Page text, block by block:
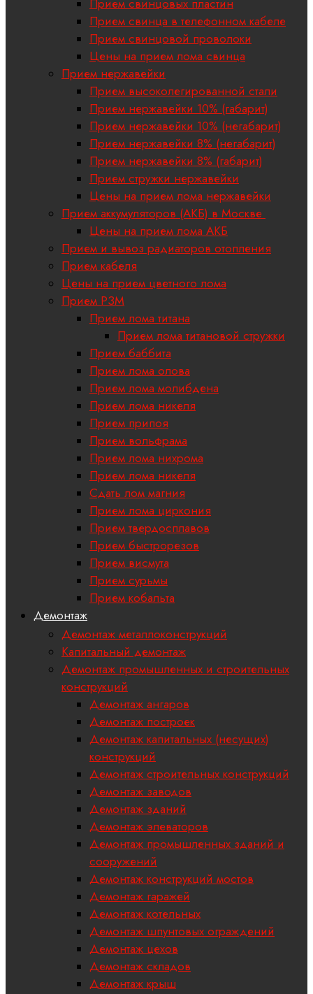
Прием свинцовых пластин
Прием свинца в телефонном кабеле
Прием свинцовой проволоки
Цены на прием лома свинца
Прием нержавейки
Прием высоколегированной стали
Прием нержавейки 10% (габарит)
Прием нержавейки 10% (негабарит)
Прием нержавейки 8% (негабарит)
Прием нержавейки 8% (габарит)
Прием стружки нержавейки
Цены на прием лома нержавейки
Прием аккумуляторов (АКБ) в Москве
Цены на прием лома АКБ
Прием и вывоз радиаторов отопления
Прием кабеля
Цены на прием цветного лома
Прием РЗМ
Прием лома титана
Прием лома титановой стружки
Прием баббита
Прием лома олова
Прием лома молибдена
Прием лома никеля
Прием припоя
Прием вольфрама
Прием лома нихрома
Прием лома никеля
Сдать лом магния
Прием лома циркония
Прием твердосплавов
Прием быстрорезов
Прием висмута
Прием сурьмы
Прием кобальта
Демонтаж
Демонтаж металлоконструкций
Капитальный демонтаж
Демонтаж промышленных и строительных
конструкций
Демонтаж ангаров
Демонтаж построек
Демонтаж капитальных (несущих)
конструкций
Демонтаж строительных конструкций
Демонтаж заводов
Демонтаж зданий
Демонтаж элеваторов
Демонтаж промышленных зданий и
сооружений
Демонтаж конструкций мостов
Демонтаж гаражей
Демонтаж котельных
Демонтаж шпунтовых ограждений
Демонтаж цехов
Демонтаж складов
Демонтаж крыш